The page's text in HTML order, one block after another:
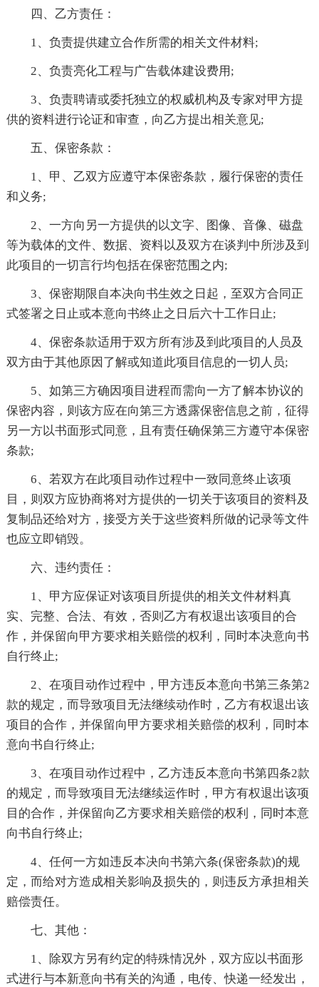
四、乙方责任：
1、负责提供建立合作所需的相关文件材料;
2、负责亮化工程与广告载体建设费用;
3、负责聘请或委托独立的权威机构及专家对甲方提
供的资料进行论证和审查，向乙方提出相关意见;
五、保密条款：
1、甲、乙双方应遵守本保密条款，履行保密的责任
和义务;
2、一方向另一方提供的以文字、图像、音像、磁盘
等为载体的文件、数据、资料以及双方在谈判中所涉及到
此项目的一切言行均包括在保密范围之内;
3、保密期限自本决向书生效之日起，至双方合同正
式签署之日止或本意向书终止之日后六十工作日止;
4、保密条款适用于双方所有涉及到此项目的人员及
双方由于其他原因了解或知道此项目信息的一切人员;
5、如第三方确因项目进程而需向一方了解本协议的
保密内容，则该方应在向第三方透露保密信息之前，征得
另一方以书面形式同意，且有责任确保第三方遵守本保密
条款;
6、若双方在此项目动作过程中一致同意终止该项
目，则双方应协商将对方提供的一切关于该项目的资料及
复制品还给对方，接受方关于这些资料所做的记录等文件
也应立即销毁。
六、违约责任：
1、甲方应保证对该项目所提供的相关文件材料真
实、完整、合法、有效，否则乙方有权退出该项目的合
作，并保留向甲方要求相关赔偿的权利，同时本决意向书
自行终止;
2、在项目动作过程中，甲方违反本意向书第三条第2
款的规定，而导致项目无法继续动作时，乙方有权退出该
项目的合作，并保留向甲方要求相关赔偿的权利，同时本
意向书自行终止;
3、在项目动作过程中，乙方违反本意向书第四条2款
的规定，而导致项目无法继续运作时，甲方有权退出该项
目的合作，并保留向乙方要求相关赔偿的权利，同时本意
向书自行终止;
4、任何一方如违反本决向书第六条(保密条款)的规
定，而给对方造成相关影响及损失的，则违反方承担相关
赔偿责任。
七、其他：
1、除双方另有约定的特殊情况外，双方应以书面形
式进行与本新意向书有关的沟通，电传、快递一经发出，